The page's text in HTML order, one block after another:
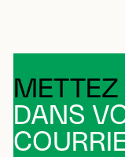
METTEZ
DANS